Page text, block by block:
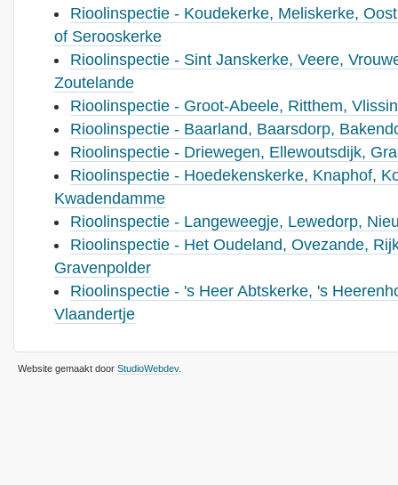
Rioolinspectie - Koudekerke, Meliskerke,
of Serooskerke
Rioolinspectie - Sint Janskerke, Veere,
Zoutelande
Rioolinspectie - Groot-Abeele, Ritthem,
Rioolinspectie - Baarland, Baarsdorp,
Rioolinspectie - Driewegen, Ellewoutsdijk,
Rioolinspectie - Hoedekenskerke, Knaphof,
Kwadendamme
Rioolinspectie - Langeweegje, Lewedorp,
Rioolinspectie - Het Oudeland, Ovezande,
Gravenpolder
Rioolinspectie - 's Heer Abtskerke, 's
Vlaandertje
Website gemaakt door StudioWebdev.